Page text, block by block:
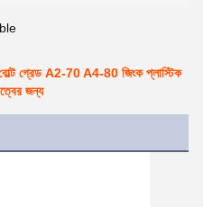
বোল্ট গ্রেড A2-70 A4-80 জিংক প্লাস্টিক
জন্য